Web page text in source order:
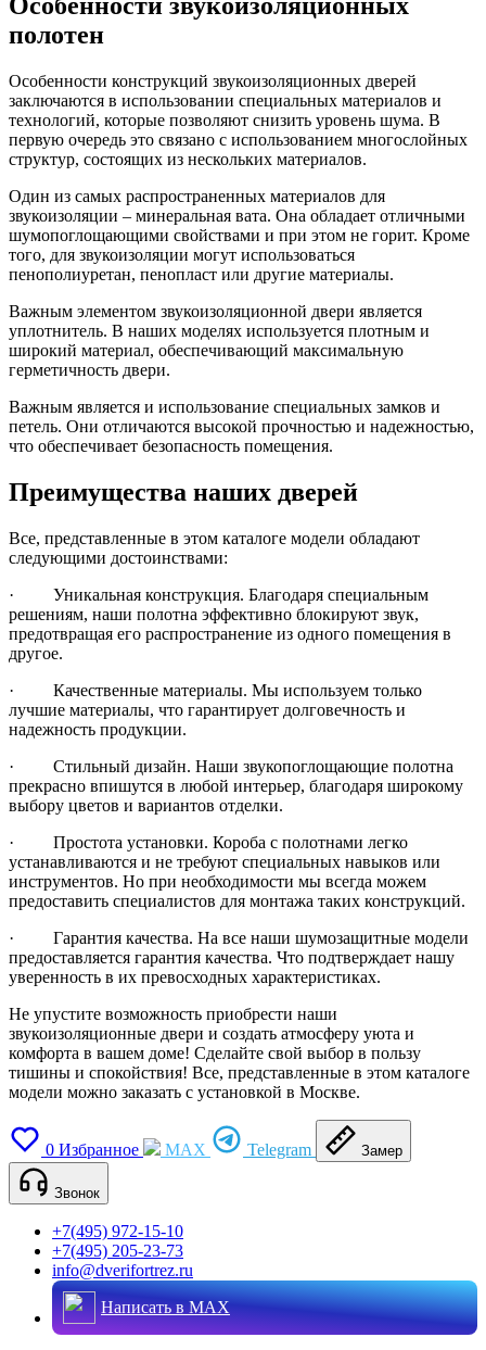
полотен
Особенности конструкций звукоизоляционных дверей
заключаются в использовании специальных материалов и
технологий, которые позволяют снизить уровень шума. В
первую очередь это связано с использованием многослойных
структур, состоящих из нескольких материалов.
Один из самых распространенных материалов для
звукоизоляции – минеральная вата. Она обладает отличными
шумопоглощающими свойствами и при этом не горит. Кроме
того, для звукоизоляции могут использоваться
пенополиуретан, пенопласт или другие материалы.
Важным элементом звукоизоляционной двери является
уплотнитель. В наших моделях используется плотным и
широкий материал, обеспечивающий максимальную
герметичность двери.
Важным является и использование специальных замков и
петель. Они отличаются высокой прочностью и надежностью,
что обеспечивает безопасность помещения.
Преимущества наших дверей
Все, представленные в этом каталоге модели обладают
следующими достоинствами:
· Уникальная конструкция. Благодаря специальным
решениям, наши полотна эффективно блокируют звук,
предотвращая его распространение из одного помещения в
другое.
· Качественные материалы. Мы используем только
лучшие материалы, что гарантирует долговечность и
надежность продукции.
· Стильный дизайн. Наши звукопоглощающие полотна
прекрасно впишутся в любой интерьер, благодаря широкому
выбору цветов и вариантов отделки.
· Простота установки. Короба с полотнами легко
устанавливаются и не требуют специальных навыков или
инструментов. Но при необходимости мы всегда можем
предоставить специалистов для монтажа таких конструкций.
· Гарантия качества. На все наши шумозащитные модели
предоставляется гарантия качества. Что подтверждает нашу
уверенность в их превосходных характеристиках.
Не упустите возможность приобрести наши
звукоизоляционные двери и создать атмосферу уюта и
комфорта в вашем доме! Сделайте свой выбор в пользу
тишины и спокойствия! Все, представленные в этом каталоге
модели можно заказать с установкой в Москве.
0 Избранное MAX Telegram Замер
Звонок
+7(495) 972-15-10
+7(495) 205-23-73
info@dverifortrez.ru
Написать в MAX